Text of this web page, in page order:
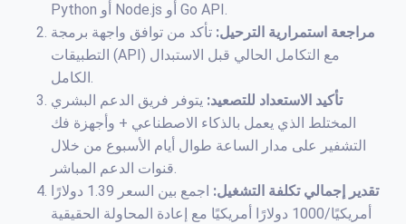
Python أو Node.js أو Go API.
مراجعة استمرارية الترحيل: تأكد من توافق واجهة برمجة
التطبيقات (API) مع التكامل الحالي قبل الاستبدال
الكامل.
تأكيد الاستعداد للتصعيد: يتوفر فريق الدعم البشري
المختلط الذي يعمل بالذكاء الاصطناعي + وأجهزة فك
التشفير على مدار الساعة طوال أيام الأسبوع من خلال
قنوات الدعم المباشر.
تقدير إجمالي تكلفة التشغيل:
اجمع بين السعر 1.39 دولارًا
أمريكيًا/1000 دولارًا أمريكيًا مع إعادة المحاولة الحقيقية